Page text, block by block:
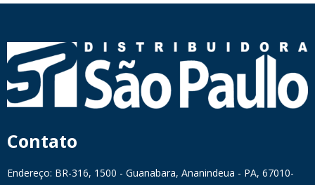
Contato
Endereço: BR-316, 1500 - Guanabara, Ananindeua - PA, 67010-